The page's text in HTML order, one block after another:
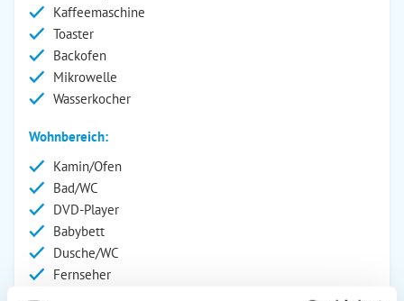
Kaffeemaschine
Toaster
Backofen
Mikrowelle
Wasserkocher
Wohnbereich:
Kamin/Ofen
Bad/WC
DVD-Player
Babybett
Dusche/WC
Fernseher